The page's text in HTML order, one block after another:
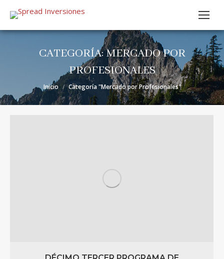
CATEGORÍA:MERCADO POR
PROFESIONALES
Estás aquí:
Inicio Categoría "Mercado por Profesionales"